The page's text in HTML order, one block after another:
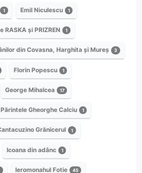
1 Emil Niculescu 1
RASKA și PRIZREN 1
din Covasna, Harghita și Mureș 3
Florin Popescu 1
George Mihalcea 17
Părintele Gheorghe Calciu 1
Grănicerul 1
Icoana din adânc 1
Ieromonahul Fotie 45